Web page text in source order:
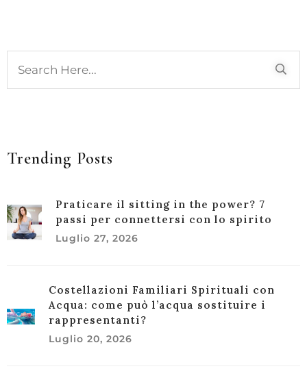
Trending Posts
Praticare il sitting in the power? 7
passi per connettersi con lo spirito
Luglio 27, 2026
Costellazioni Familiari Spirituali con
Acqua: come può l’acqua sostituire i
rappresentanti?
Luglio 20, 2026